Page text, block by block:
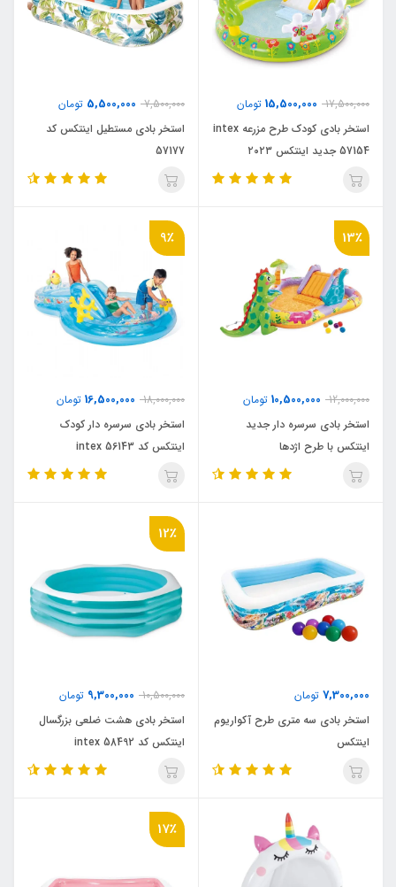
17,500,000
15,500,000 تومان
استخر بادی کودک طرح مزرعه intex
57154 جدید اینتکس ۲۰۲۳
7,500,000
5,500,000 تومان
استخر بادی مستطیل اینتکس کد
57177
13٪
12,000,000
10,500,000 تومان
استخر بادی سرسره دار جدید
اینتکس با طرح اژدها
9٪
18,000,000
16,500,000 تومان
استخر بادی سرسره دار کودک
اینتکس کد intex 56143
7,300,000 تومان
استخر بادی سه متری طرح آکواریوم
اینتکس
12٪
10,500,000
9,300,000 تومان
استخر بادی هشت ضلعی بزرگسال
اینتکس کد intex 58492
17٪